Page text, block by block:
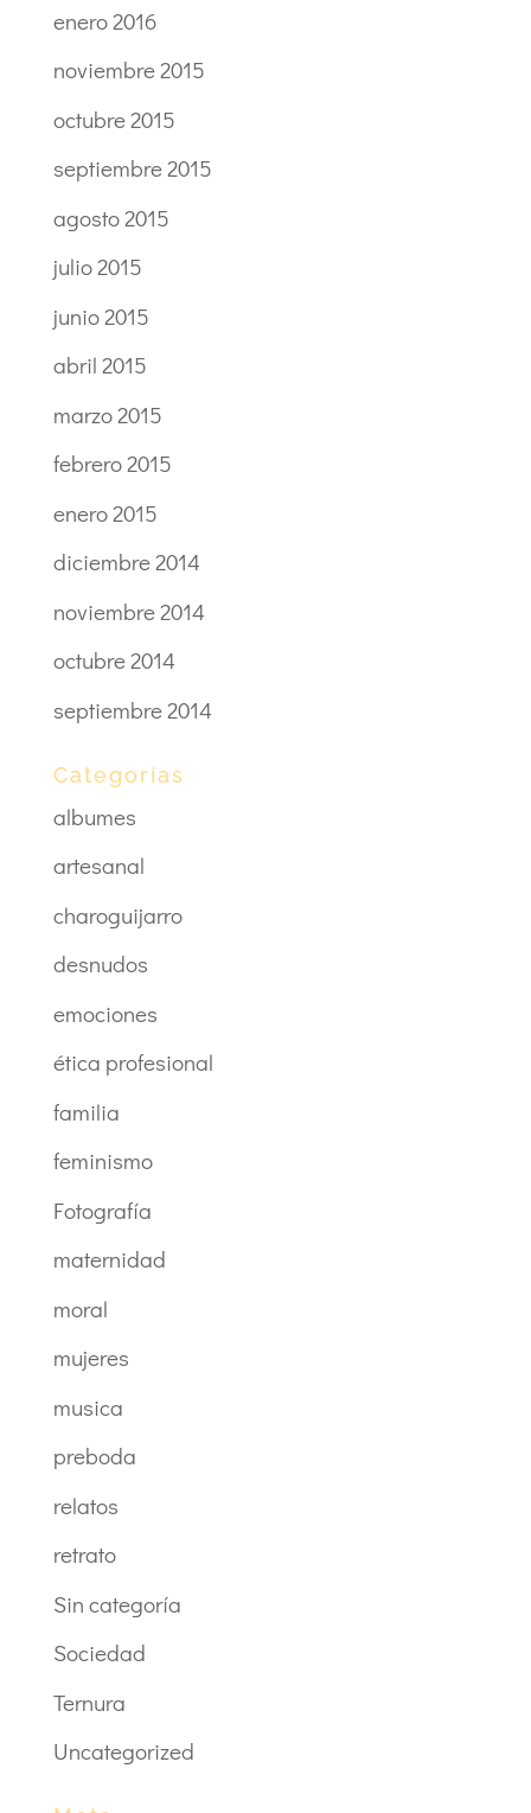
enero 2016
noviembre 2015
octubre 2015
septiembre 2015
agosto 2015
julio 2015
junio 2015
abril 2015
marzo 2015
febrero 2015
enero 2015
diciembre 2014
noviembre 2014
octubre 2014
septiembre 2014
Categorías
albumes
artesanal
charoguijarro
desnudos
emociones
ética profesional
familia
feminismo
Fotografía
maternidad
moral
mujeres
musica
preboda
relatos
retrato
Sin categoría
Sociedad
Ternura
Uncategorized